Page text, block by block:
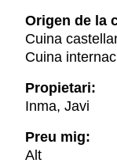
Origen de la
Cuina
Cuina
Propietari:
Inma, Javi
Preu mig:
Alt